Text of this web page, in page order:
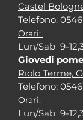
Castel
Telefono:
Orari:
Lun/Sab 9-
Giovedi
Riolo Terme,
Telefono:
Orari:
Lun/Sab 9-